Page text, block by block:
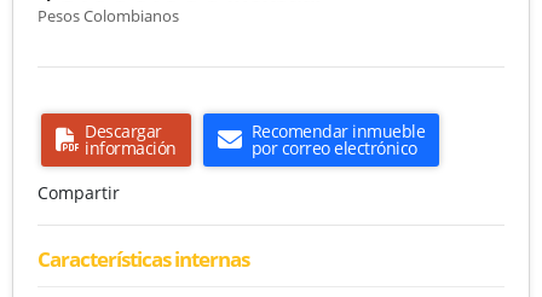
Pesos Colombianos
Descargar
información
Recomendar inmueble
por correo electrónico
Compartir
Características internas